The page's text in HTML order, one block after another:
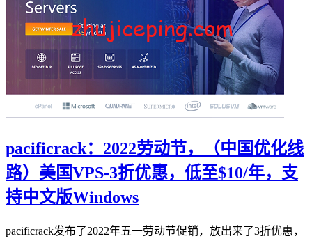
pacificrack：2022劳动节，（中国优化线
路）美国VPS-3折优惠，低至$10/年，支
持中文版Windows
pacificrack发布了2022年五一劳动节促销，放出来了3折优惠，